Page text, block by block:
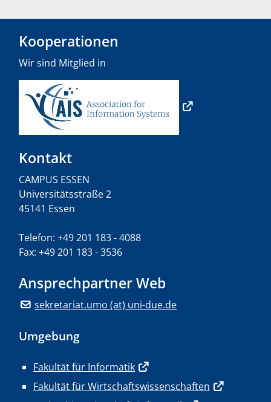
Kooperationen
Wir sind Mitglied in
Kontakt
CAMPUS ESSEN
Universitätsstraße 2
45141 Essen
Telefon: +49 201 183 - 4088
Fax: +49 201 183 - 3536
Ansprechpartner Web
sekretariat.umo (at) uni-due.de
Umgebung
Fakultät für Informatik
Fakultät für Wirtschaftswissenschaften